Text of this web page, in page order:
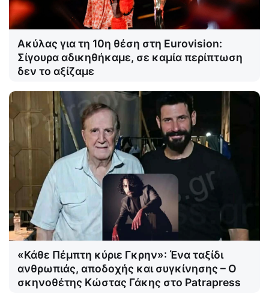
Ακύλας για τη 10η θέση στη Eurovision:
Σίγουρα αδικηθήκαμε, σε καμία περίπτωση
δεν το αξίζαμε
«Κάθε Πέμπτη κύριε Γκρην»: Ένα ταξίδι
ανθρωπιάς, αποδοχής και συγκίνησης – Ο
σκηνοθέτης Κώστας Γάκης στο Patrapress